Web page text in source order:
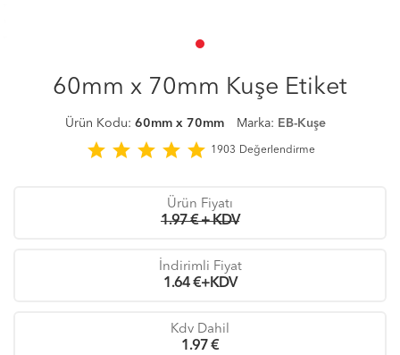
60mm x 70mm Kuşe Etiket
Ürün Kodu: 60mm x 70mm Marka: EB-Kuşe
star star star star star 1903 Değerlendirme
Ürün Fiyatı
1.97 € + KDV
İndirimli Fiyat
1.64€+KDV
Kdv Dahil
1.97€